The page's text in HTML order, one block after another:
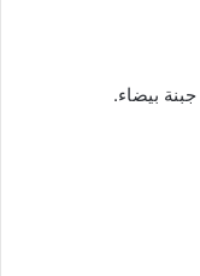
بيضاء.